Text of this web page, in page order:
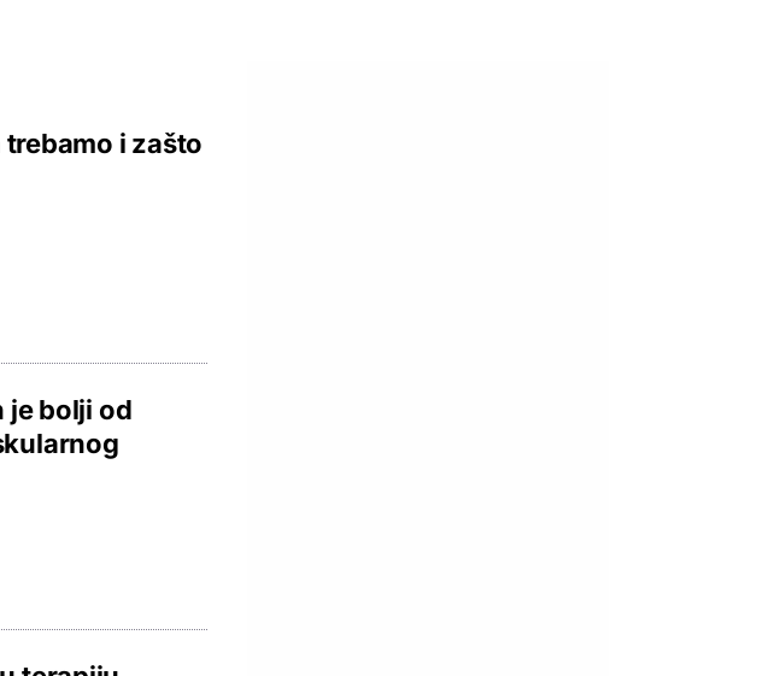
i zašto
je bolji od